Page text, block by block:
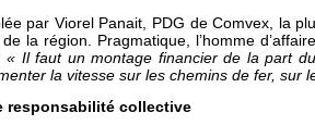
par Viorel Panait, PDG de Comvex, la
la région. Pragmatique, l’homme
« Il faut un montage financier de la part
la vitesse sur les chemins de fer, sur
responsabilité collective